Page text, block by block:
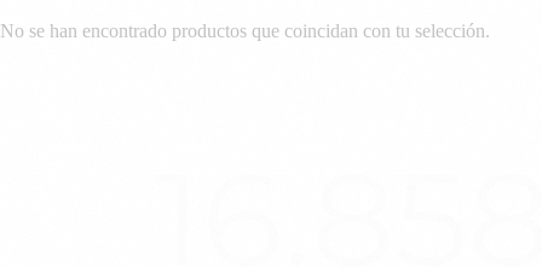
No se han encontrado productos que coincidan con tu selección.